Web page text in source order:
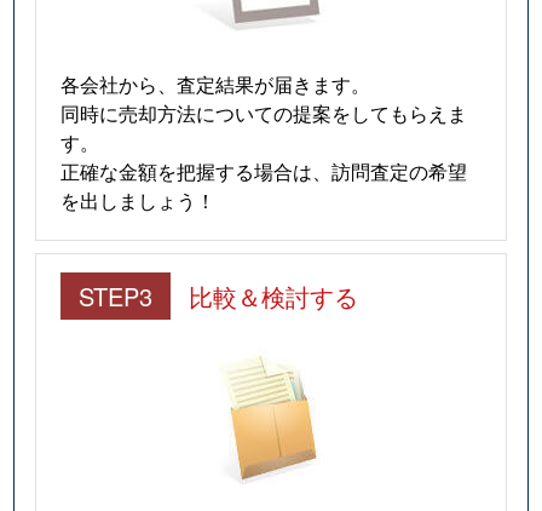
各会社から、査定結果が届きます。
同時に売却方法についての提案をしてもらえま
す。
正確な金額を把握する場合は、訪問査定の希望
を出しましょう！
STEP3 比較＆検討する